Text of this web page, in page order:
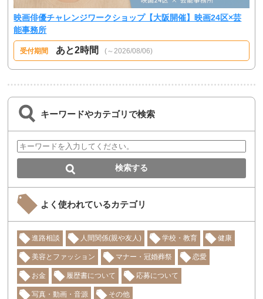
映画俳優チャレンジワークショップ【大阪開催】映画24区×芸
能事務所
受付期間 あと2時間 (～2026/08/06)
キーワードやカテゴリで検索
よく使われているカテゴリ
進路相談 人間関係(親や友人) 学校・教育 健康
美容とファッション マナー・冠婚葬祭 恋愛
お金 履歴書について 応募について
写真・動画・音源 その他